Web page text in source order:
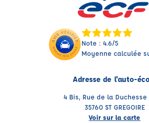
Note : 4.6/5
Moyenne calculée
Adresse de l'auto-
4 Bis, Rue de la Duchesse
35760 ST GREGOIRE
Voir sur la carte